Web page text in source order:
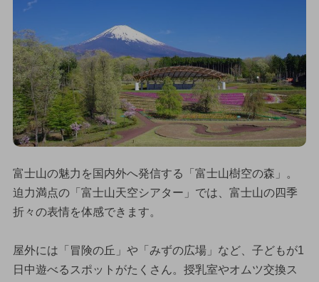
富士山の魅力を国内外へ発信する「富士山樹空の森」。
迫力満点の「富士山天空シアター」では、富士山の四季
折々の表情を体感できます。
屋外には「冒険の丘」や「みずの広場」など、子どもが1
日中遊べるスポットがたくさん。授乳室やオムツ交換ス